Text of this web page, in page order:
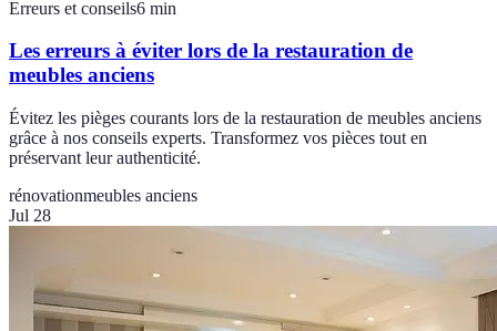
Erreurs et conseils6 min
Les erreurs à éviter lors de la restauration de
meubles anciens
Évitez les pièges courants lors de la restauration de meubles anciens
grâce à nos conseils experts. Transformez vos pièces tout en
préservant leur authenticité.
rénovationmeubles anciens
Jul 28